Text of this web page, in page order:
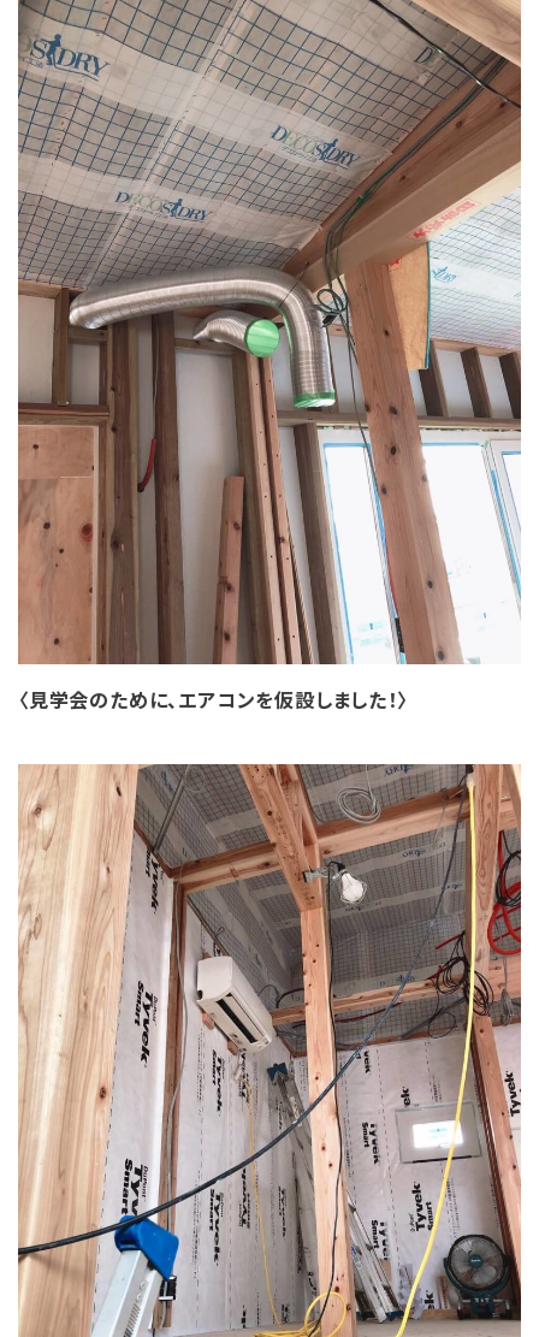
〈見学会のために、エアコンを仮設しました！〉